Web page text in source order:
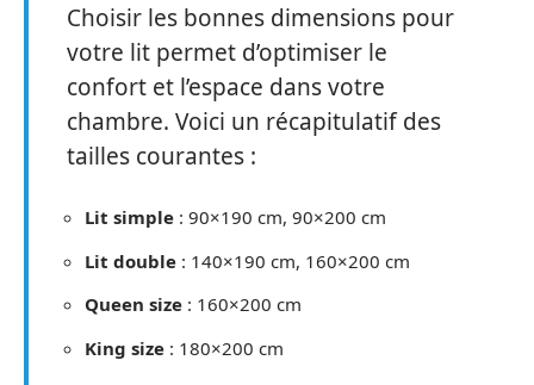
Choisir les bonnes dimensions pour
votre lit permet d’optimiser le
confort et l’espace dans votre
chambre. Voici un récapitulatif des
tailles courantes :
Lit simple : 90×190 cm, 90×200 cm
Lit double : 140×190 cm, 160×200 cm
Queen size : 160×200 cm
King size : 180×200 cm